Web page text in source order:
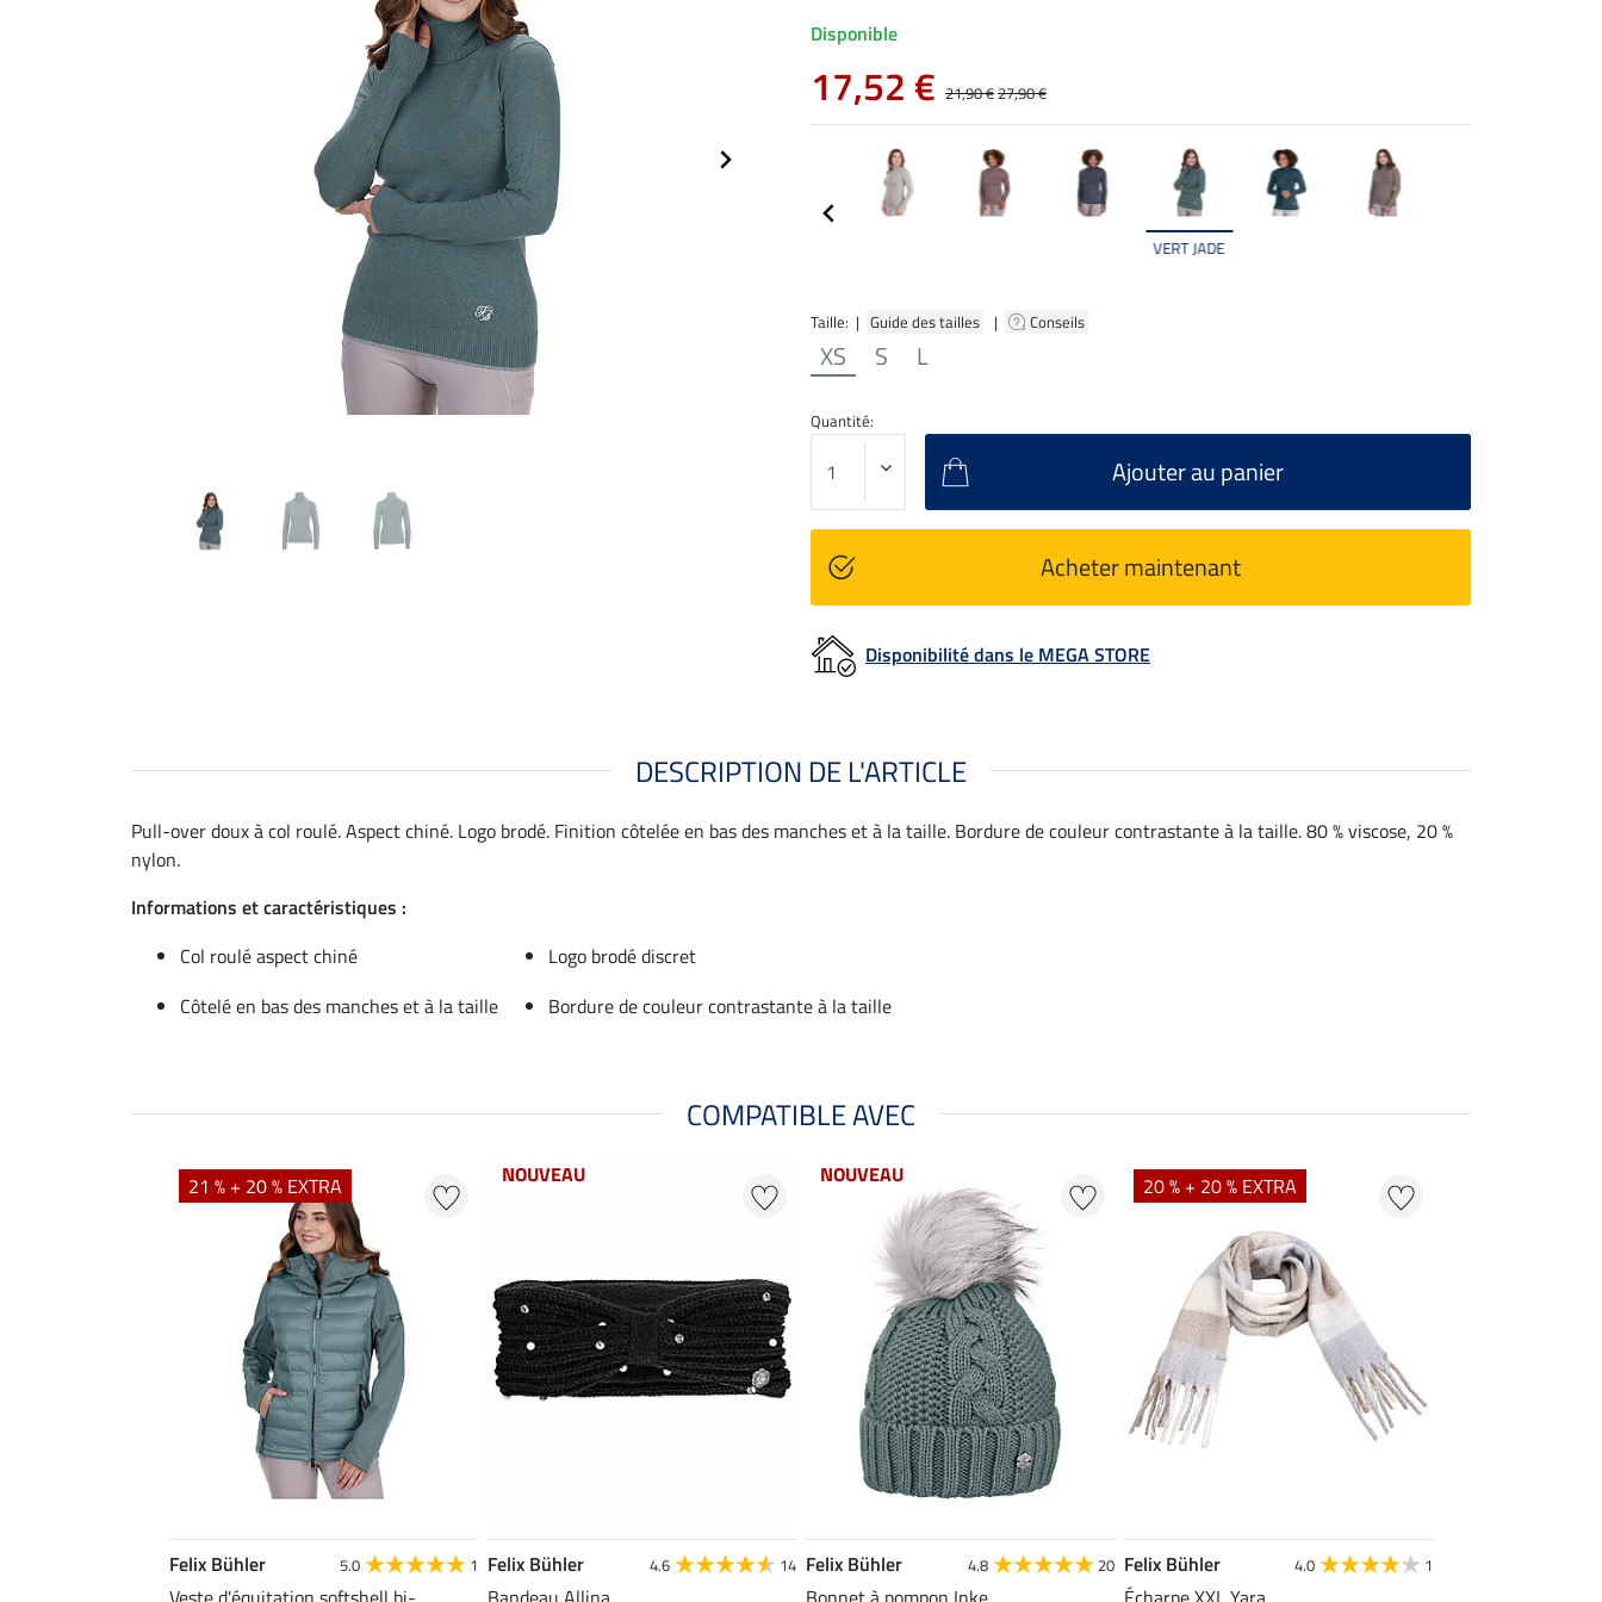
VERT JADE
Taille: | Guide des tailles | Conseils
XS S L
Disponible
17,52 € 21,90 €27,90 €
Quantité:
Ajouter au panier
Acheter maintenant
Disponibilité dans le MEGA STORE
DESCRIPTION DE L'ARTICLE
Pull-over doux à col roulé. Aspect chiné. Logo brodé. Finition côtelée en bas des manches et à la taille. Bordure de couleur contrastante à la taille. 80 % viscose, 20 %
nylon.
Informations et caractéristiques :
Col roulé aspect chiné
Logo brodé discret
Côtelé en bas des manches et à la taille
Bordure de couleur contrastante à la taille
COMPATIBLE AVEC
21 % + 20 % EXTRA
Felix Bühler 5.0 1
NOUVEAU
Felix Bühler 4.6 14
NOUVEAU
Felix Bühler 4.8 20
20 % + 20 % EXTRA
Felix Bühler 4.0 1